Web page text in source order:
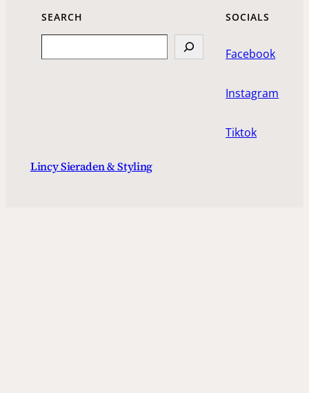
SEARCH SOCIALS
Facebook
Instagram
Tiktok
Lincy Sieraden & Styling